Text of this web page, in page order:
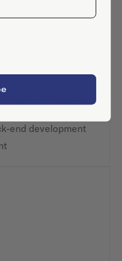
Gezocht
end development